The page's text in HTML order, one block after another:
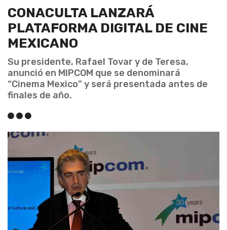
CONACULTA LANZARÁ
PLATAFORMA DIGITAL DE CINE
MEXICANO
Su presidente, Rafael Tovar y de Teresa,
anunció en MIPCOM que se denominará
“Cinema Mexico” y será presentada antes de
finales de año.